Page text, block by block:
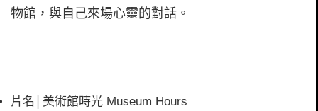
物館，與自己來場心靈的對話。
片名│美術館時光 Museum Hours